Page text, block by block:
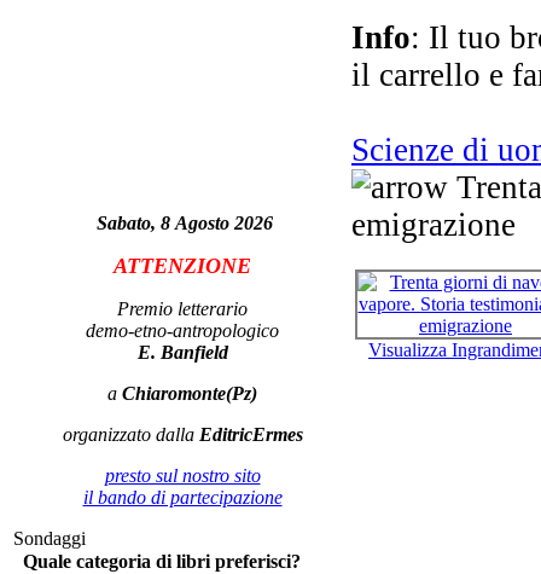
Sabato, 8 Agosto 2026
ATTENZIONE
Premio letterario
demo-etno-antropologico
E. Banfield
a Chiaromonte(Pz)
organizzato dalla EditricErmes
presto sul nostro sito
il bando di partecipazione
Sondaggi
Quale categoria di libri preferisci?
Info: Il tuo
il carrello e
Scienze di
emigrazione
Visualizza